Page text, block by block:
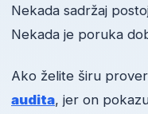
Nekada sadržaj
Nekada je poruka
Ako želite širu
audita, jer on